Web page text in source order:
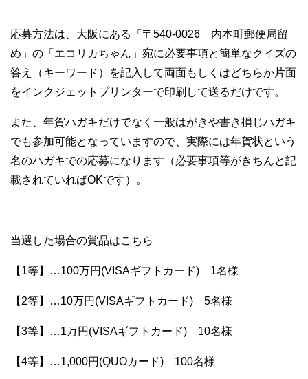
応募方法は、大阪にある「〒540-0026 内本町郵便局留
め」の「エコリカちゃん」宛に必要事項と簡単なクイズの
答え（キーワード）を記入して両面もしくはどちらか片面
をインクジェットプリンターで印刷して送るだけです。
また、年賀ハガキだけでなく一般はがきや書き損じハガキ
でも参加可能となっていますので、実際には年賀状という
名のハガキでの応募になります（必要事項等がきちんと記
載されていればOKです）。
当選した場合の賞品はこちら
【1等】…100万円(VISAギフトカード) 1名様
【2等】…10万円(VISAギフトカード) 5名様
【3等】…1万円(VISAギフトカード) 10名様
【4等】…1,000円(QUOカード) 100名様